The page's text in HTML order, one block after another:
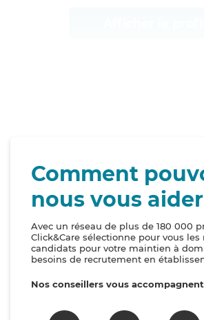
Comment
nous vous
Avec un réseau de plus de 180 000
Click&Care sélectionne pour vous les
candidats pour votre maintien à
besoins de recrutement en
Nos conseillers vous